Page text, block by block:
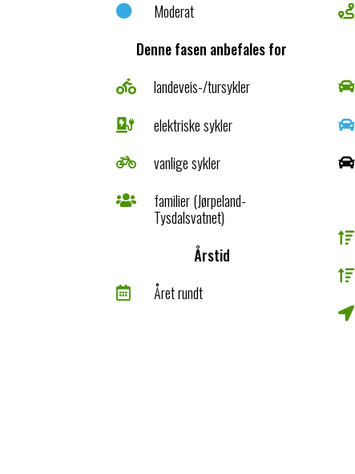

Moderat
Denne fasen anbefales for
 landeveis-/tursykler
 elektriske sykler
 vanlige sykler

familier (Jørpeland-
Tysdalsvatnet)
Årstid
 Året rundt






